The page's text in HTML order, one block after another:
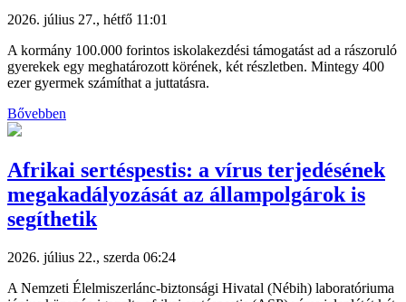
2026. július 27., hétfő 11:01
A kormány 100.000 forintos iskolakezdési támogatást ad a rászoruló
gyerekek egy meghatározott körének, két részletben. Mintegy 400
ezer gyermek számíthat a juttatásra.
Bővebben
Afrikai sertéspestis: a vírus terjedésének
megakadályozását az állampolgárok is
segíthetik
2026. július 22., szerda 06:24
A Nemzeti Élelmiszerlánc-biztonsági Hivatal (Nébih) laboratóriuma